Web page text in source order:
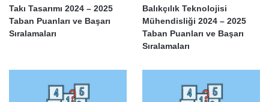
Takı Tasarımı 2024 – 2025
Taban Puanları ve Başarı
Sıralamaları
Balıkçılık Teknolojisi
Mühendisliği 2024 – 2025
Taban Puanları ve Başarı
Sıralamaları